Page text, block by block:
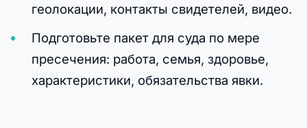
геолокации, контакты свидетелей, видео.
Подготовьте пакет для суда по мере
пресечения: работа, семья, здоровье,
характеристики, обязательства явки.